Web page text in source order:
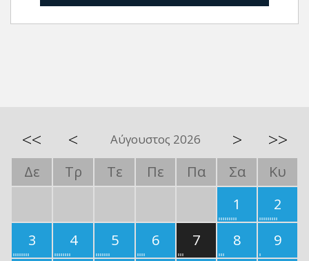
<< < Αύγουστος 2026 > >>
Δε Τρ Τε Πε Πα Σα
Κυ
1
2
3
4 5 6 7 8
9